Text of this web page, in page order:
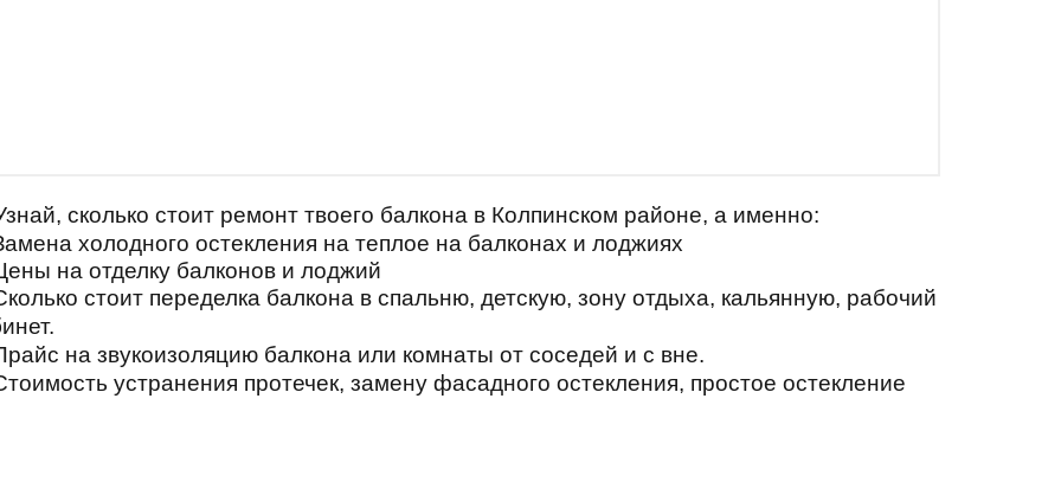
сколько стоит ремонт твоего балкона в Колпинском районе, а именно:
холодного остекления на теплое на балконах и лоджиях
на отделку балконов и лоджий
стоит переделка балкона в спальню, детскую, зону отдыха, кальянную, рабочий
на звукоизоляцию балкона или комнаты от соседей и с вне.
устранения протечек, замену фасадного остекления, простое остекление